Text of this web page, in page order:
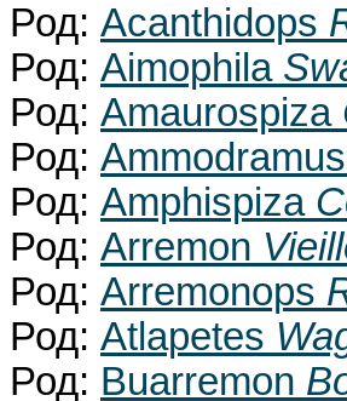
Род: Acanthidops
Род: Aimophila
Род: Amaurospiza
Род: Ammodramus
Род: Amphispiza
Род: Arremon
Род: Arremonops
Род: Atlapetes
Род: Buarremon